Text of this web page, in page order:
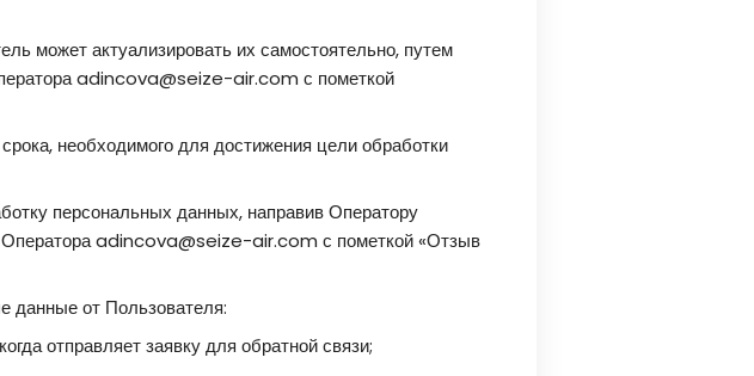
может актуализировать их самостоятельно, путем
adincova@seize-air.com с пометкой
необходимого для достижения цели обработки
персональных данных, направив Оператору
Оператора adincova@seize-air.com с пометкой «Отзыв
данные от Пользователя:
отправляет заявку для обратной связи;